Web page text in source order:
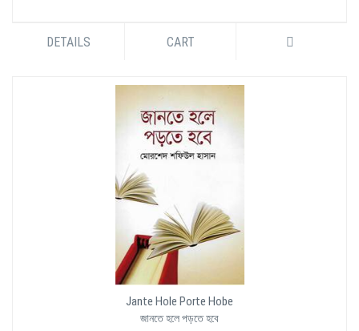
DETAILS CART
Jante Hole Porte Hobe
জানতে হলে পড়তে হবে